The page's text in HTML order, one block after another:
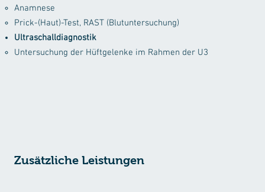
Anamnese
Prick-(Haut)-Test, RAST (Blutuntersuchung)
Ultraschalldiagnostik
Untersuchung der Hüftgelenke im Rahmen der U3
Zusätzliche Leistungen